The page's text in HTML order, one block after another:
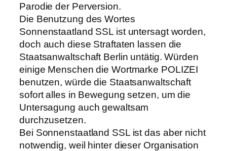
Parodie der Perversion.
Die Benutzung des Wortes
Sonnenstaatland SSL ist untersagt worden,
doch auch diese Straftaten lassen die
Staatsanwaltschaft Berlin untätig. Würden
einige Menschen die Wortmarke POLIZEI
benutzen, würde die Staatsanwaltschaft
sofort alles in Bewegung setzen, um die
Untersagung auch gewaltsam
durchzusetzen.
Bei Sonnenstaatland SSL ist das aber nicht
notwendig, weil hinter dieser Organisation